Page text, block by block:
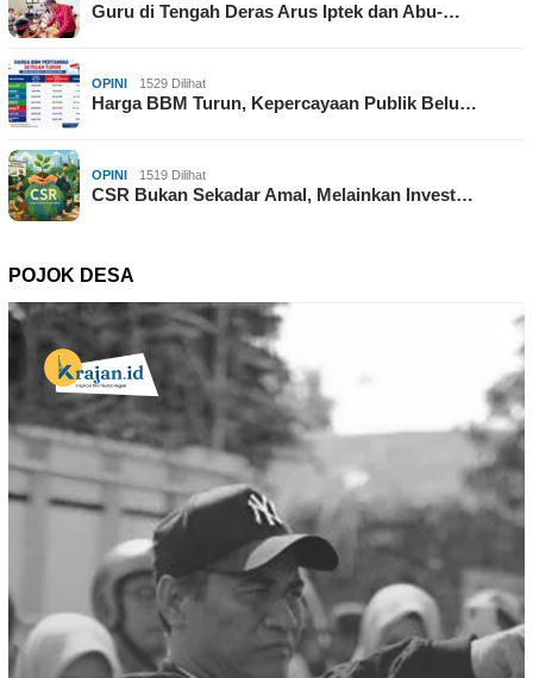
Guru di Tengah Deras Arus Iptek dan Abu-…
OPINI 1529 Dilihat
Harga BBM Turun, Kepercayaan Publik Belu…
OPINI 1519 Dilihat
CSR Bukan Sekadar Amal, Melainkan Invest…
POJOK DESA